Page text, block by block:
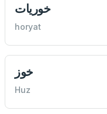
خوريات
horyat
خوز
Huz